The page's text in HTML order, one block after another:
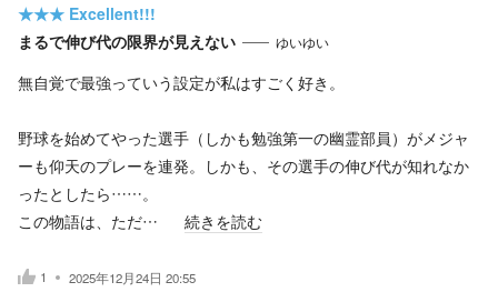
★★★ Excellent!!!
まるで伸び代の限界が見えない
ゆいゆい
無自覚で最強っていう設定が私はすごく好き。
野球を始めてやった選手（しかも勉強第一の幽霊部員）がメジャ
ーも仰天のプレーを連発。しかも、その選手の伸び代が知れなか
ったとしたら……。
この物語は、ただ…
続きを読む
1 2025年12月24日 20:55